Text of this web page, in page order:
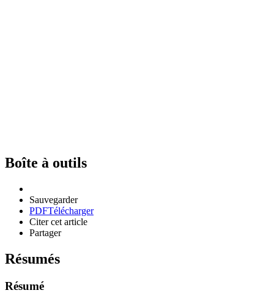
Boîte à outils
Sauvegarder
PDFTélécharger
Citer cet article
Partager
Résumés
Résumé